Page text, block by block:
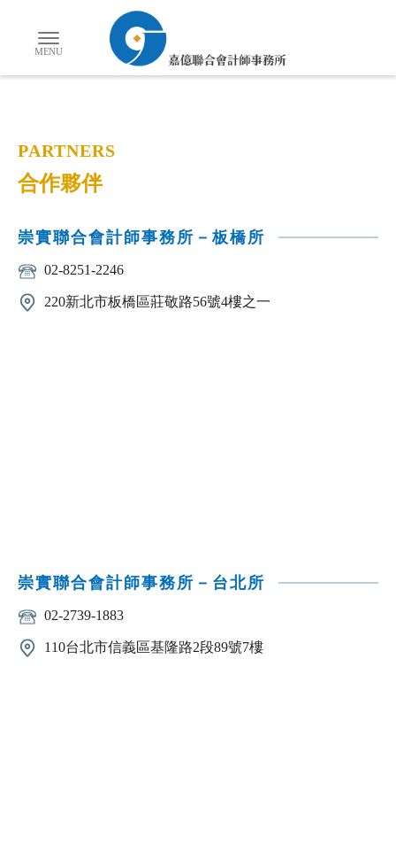
PARTNERS
合作夥伴
崇實聯合會計師事務所－板橋所
02-8251-2246
220新北市板橋區莊敬路56號4樓之一
崇實聯合會計師事務所－台北所
02-2739-1883
110台北市信義區基隆路2段89號7樓